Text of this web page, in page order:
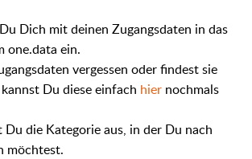
Dich mit deinen Zugangsdaten in das
one.data ein.
vergessen oder findest sie
Du diese einfach hier nochmals
Du die Kategorie aus, in der Du nach
möchtest.